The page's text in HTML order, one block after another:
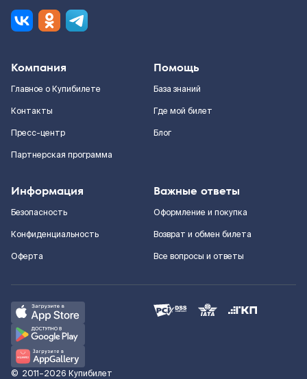
Компания
Главное о Купибилете
Контакты
Пресс-центр
Партнерская программа
Помощь
База знаний
Где мой билет
Блог
Информация
Безопасность
Конфиденциальность
Оферта
Важные ответы
Оформление и покупка
Возврат и обмен билета
Все вопросы и ответы
© 2011–2026 Купибилет